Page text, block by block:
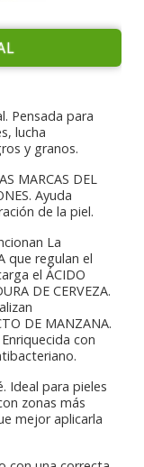
Pensada para
lucha
y granos.
MARCAS DEL
Ayuda
de la piel.
La
que regulan el
el ÁCIDO
DE CERVEZA.
DE MANZANA.
con
Ideal para pieles
zonas más
mejor aplicarla